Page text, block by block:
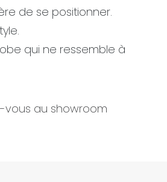
de se positionner.
qui ne ressemble à
vous au showroom